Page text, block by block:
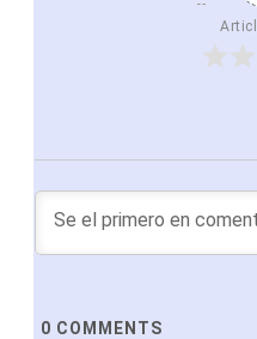
0 COMMENTS